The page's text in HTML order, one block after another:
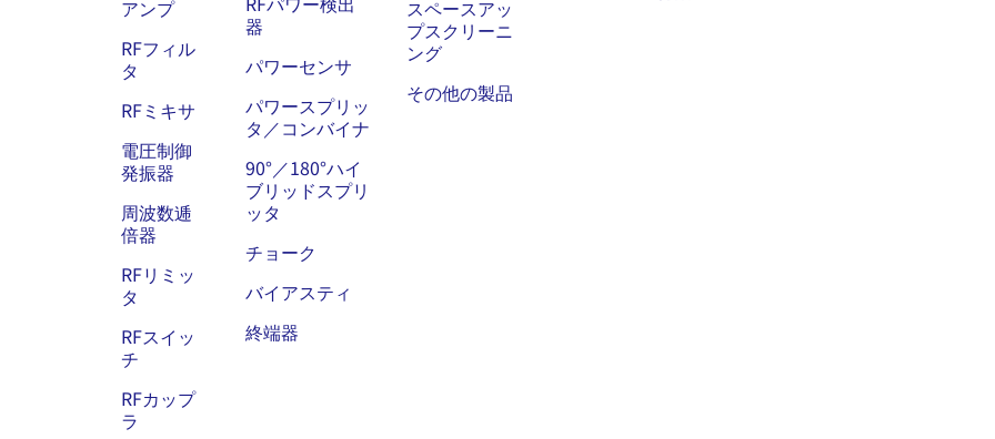
アンプ
RFフィル
タ
RFミキサ
電圧制御
発振器
周波数逓
倍器
RFリミッ
タ
RFスイッ
チ
RFカップ
ラ
器
パワーセンサ
パワースプリッ
タ／コンバイナ
90°／180°ハイ
ブリッドスプリ
ッタ
チョーク
バイアスティ
終端器
スペースアッ
プスクリーニ
ング
その他の製品